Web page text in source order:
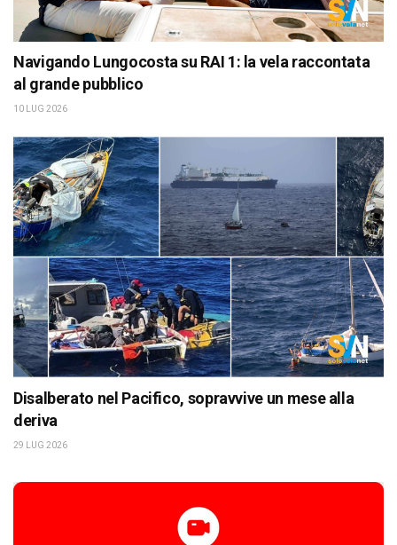
Navigando Lungocosta su RAI 1: la vela raccontata
al grande pubblico
10 LUG 2026
Disalberato nel Pacifico, sopravvive un mese alla
deriva
29 LUG 2026